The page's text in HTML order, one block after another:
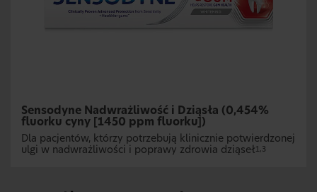
Sensodyne Nadwrażliwość i Dziąsła (0,454%
fluorku cyny [1450 ppm fluorku])
Dla pacjentów, którzy potrzebują klinicznie potwierdzonej
ulgi w nadwrażliwości i poprawy zdrowia dziąseł 1,3